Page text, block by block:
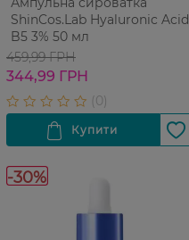
ShinCos.Lab Hyaluronic Acid
B5 3% 50 мл
459,99 ГРН
344,99 ГРН
-30%